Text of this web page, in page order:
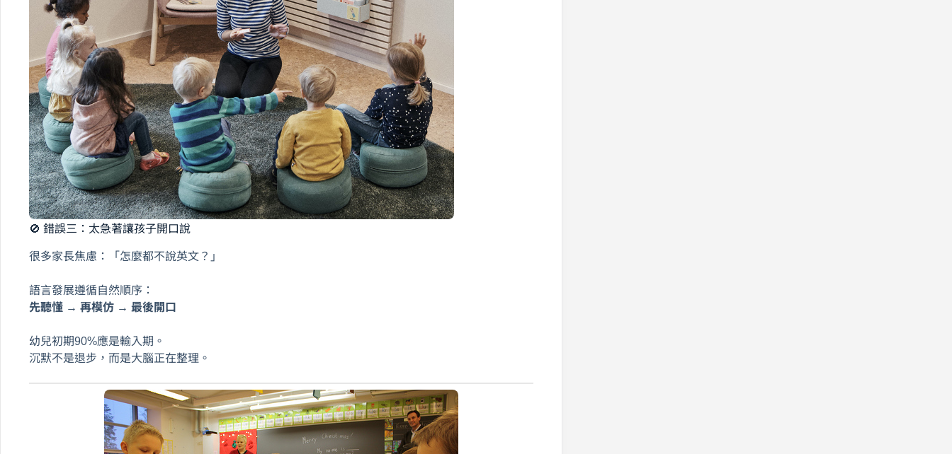
🚫 錯誤三：太急著讓孩子開口說
很多家長焦慮：「怎麼都不說英文？」
語言發展遵循自然順序：
先聽懂 → 再模仿 → 最後開口
幼兒初期90%應是輸入期。
沉默不是退步，而是大腦正在整理。